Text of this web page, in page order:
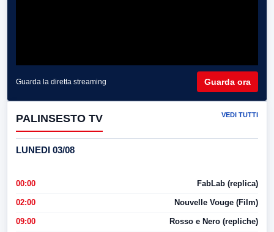
Guarda la diretta streaming Guarda ora
PALINSESTO TV VEDI TUTTI
LUNEDI 03/08
00:00 FabLab (replica)
02:00 Nouvelle Vouge (Film)
09:00 Rosso e Nero (repliche)